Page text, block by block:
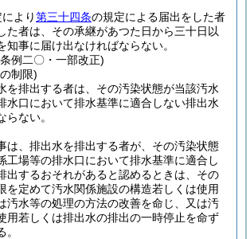
より第三十四条の規定による届出をした者
た者は、その承継があつた日から三十日以
知事に届け出なければならない。
例二〇・一部改正)
制限)
を排出する者は、その汚染状態が当該汚水
水口において排水基準に適合しない排出水
らない。
は、排出水を排出する者が、その汚染状態
工場等の排水口において排水基準に適合し
出するおそれがあると認めるときは、その
を定めて汚水関係施設の構造若しくは使用
汚水等の処理の方法の改善を命じ、又は汚
用若しくは排出水の排出の一時停止を命ず